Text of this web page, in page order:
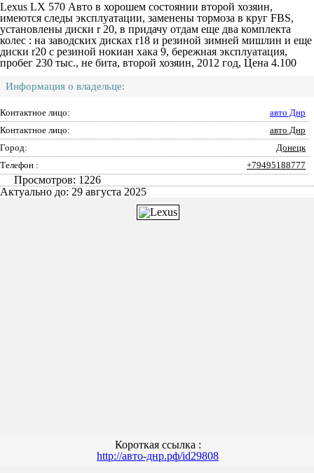
Lexus LX 570 Авто в хорошем состоянии второй хозяин,
имеются следы эксплуатации, заменены тормоза в круг FBS,
установлены диски r 20, в придачу отдам еще два комплекта
колес : на заводских дисках r18 и резиной зимней мишлин и еще
диски r20 с резиной нокиан хака 9, бережная эксплуатация,
пробег 230 тыс., не бита, второй хозяин, 2012 год, Цена 4.100
Информация о владельце:
Контактное лицо:
авто Днр
Контактное лицо:
авто Днр
Город:
Донецк
Телефон :
+79495188777
Просмотров: 1226
Актуально до: 29 августа 2025
Короткая ссылка :
http://авто-днр.рф/id29808